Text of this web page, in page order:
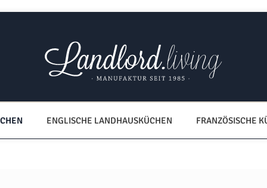
ENGLISCHE LANDHAUSKÜCHEN FRANZÖSISCHE